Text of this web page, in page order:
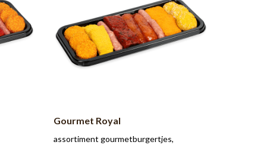
Gourmet Royal
assortiment gourmetburgertjes,